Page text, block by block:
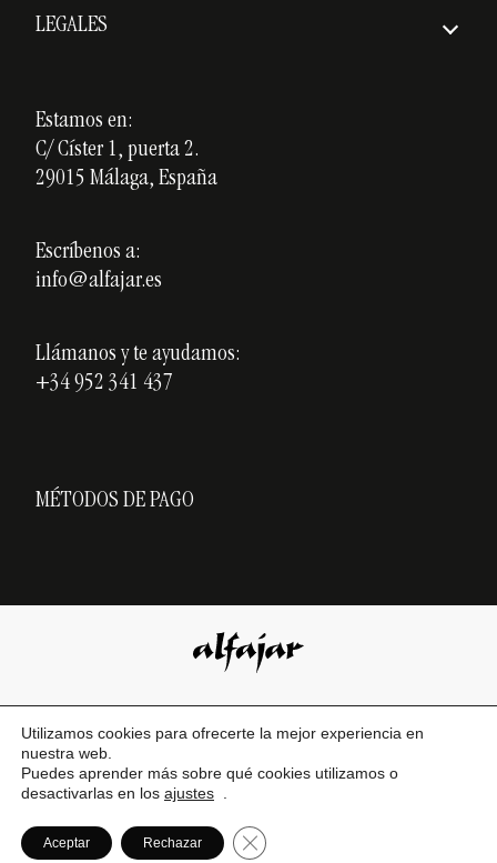
Gastos de envío
Cerámica personalizada
Opiniones
LEGALES
Política de Privacidad
Política de Cookies
Estamos en:
C/ Císter 1, puerta 2.
29015 Málaga, España
Escríbenos a:
info@alfajar.es
Llámanos y te ayudamos:
+34 952 341 437
MÉTODOS DE PAGO
AVISO LEGAL
POL. DE PRIVACIDAD
POL. DE COOKIES
DISEÑO WEB PLAND CREATIVOS
Utilizamos cookies para ofrecerte la mejor experiencia en
nuestra web.
Puedes aprender más sobre qué cookies utilizamos o
desactivarlas en los ajustes
Aceptar Rechazar CERRAR EL BANNER DE